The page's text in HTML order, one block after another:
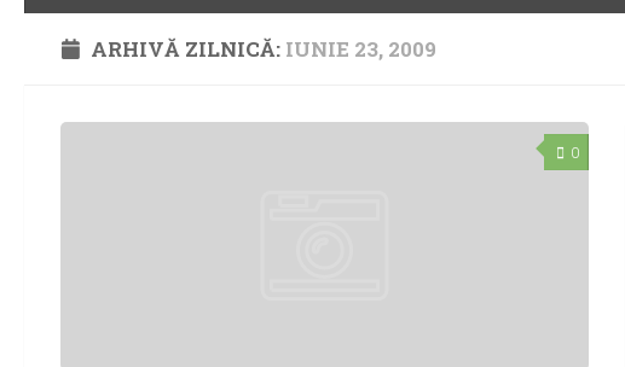
ARHIVĂ ZILNICĂ: IUNIE 23, 2009
0